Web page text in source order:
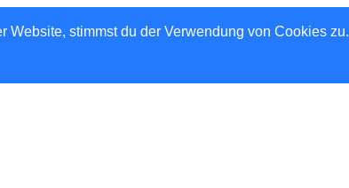
stimmst du der Verwendung von Cookies zu.